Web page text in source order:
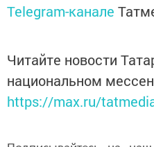
Telegram-канале
Читайте новости
национальном
https://max.ru/